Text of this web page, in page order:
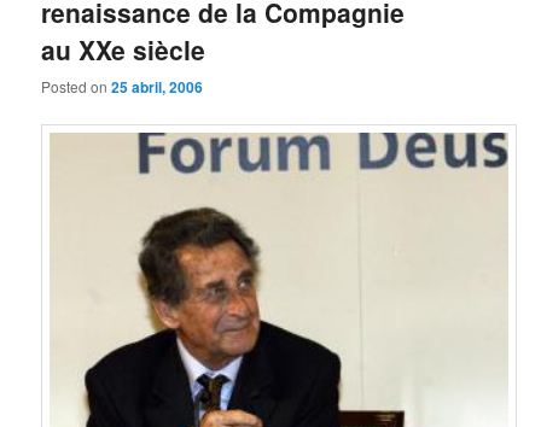
renaissance de la Compagnie
au XXe siècle
Posted on25 abril, 2006